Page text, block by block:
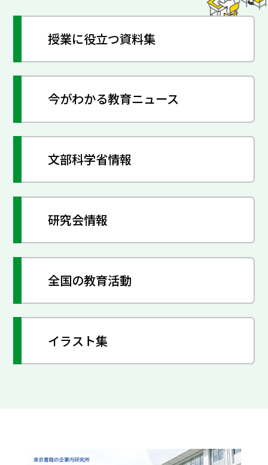
授業に役立つ資料集
今がわかる教育ニュース
文部科学省情報
研究会情報
全国の教育活動
イラスト集